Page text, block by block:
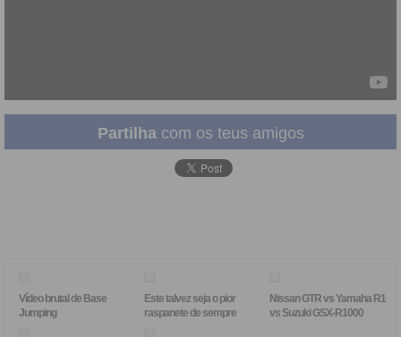
Partilhacom os teus amigos
Vídeo brutal de Base
Jumping
Este talvez seja o pior
raspanete de sempre
Nissan GTR vs Yamaha R1
vs Suzuki GSX-R1000